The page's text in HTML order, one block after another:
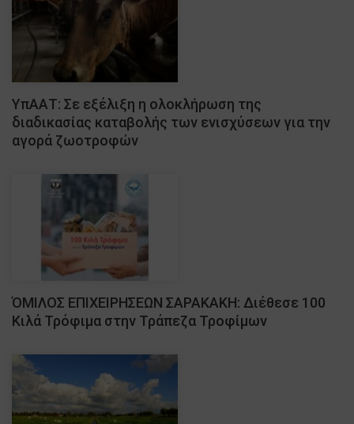
ΥπΑΑΤ: Σε εξέλιξη η ολοκλήρωση της
διαδικασίας καταβολής των ενισχύσεων για την
αγορά ζωοτροφών
ΌΜΙΛΟΣ ΕΠΙΧΕΙΡΗΣΕΩΝ ΣΑΡΑΚΑΚΗ: Διέθεσε 100
Κιλά Τρόφιμα στην Τράπεζα Τροφίμων